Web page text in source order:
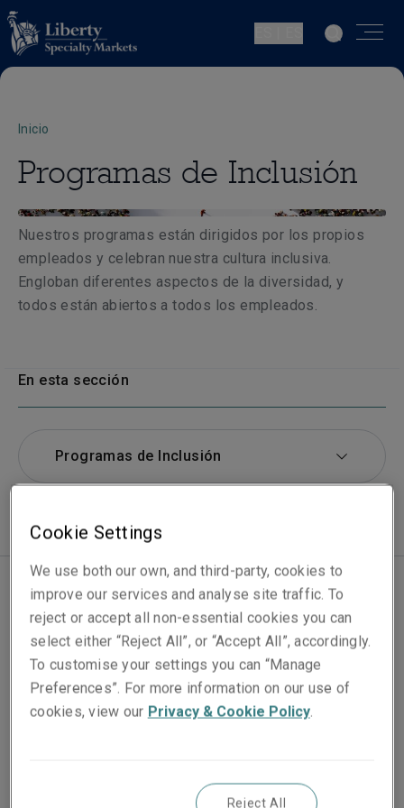
Inicio
Programas de Inclusión
Nuestros programas están dirigidos por los propios
empleados y celebran nuestra cultura inclusiva.
Engloban diferentes aspectos de la diversidad, y
todos están abiertos a todos los empleados.
En esta sección
Programas de Inclusión
Programas de inclusión
Los programas son una forma excelente de que
nuestros empleados mejoren su desarrollo personal,
conozcan a otros colegas y ayuden a difundir la
concienciación acerca de temas importantes. También
inclusión que pueden tener un impacto sobre los
Cookie Settings
We use both our own, and third-party, cookies to
improve our services and analyse site traffic. To
reject or accept all non-essential cookies you can
select either “Reject All”, or “Accept All”, accordingly.
To customise your settings you can “Manage
Preferences”. For more information on our use of
cookies, view our Privacy & Cookie Policy.
Reject All